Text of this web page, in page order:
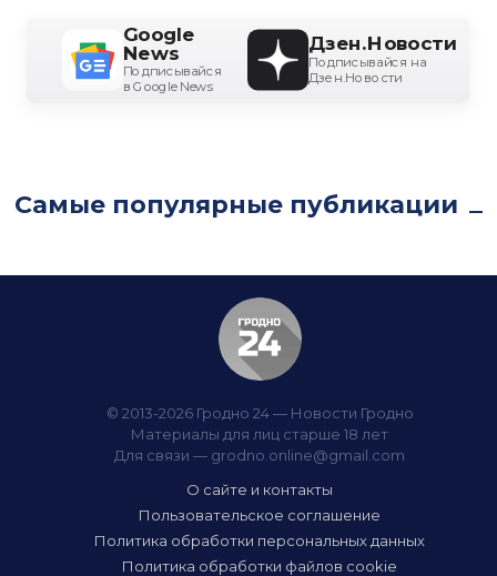
Google
News
Подписывайся
в Google News
Дзен.Новости
Подписывайся на
Дзен.Новости
Самые популярные публикации
© 2013-2026 Гродно 24 — Новости Гродно
Материалы для лиц старше 18 лет
Для связи — grodno.online@gmail.com
О сайте и контакты
Пользовательское соглашение
Политика обработки персональных данных
Политика обработки файлов cookie